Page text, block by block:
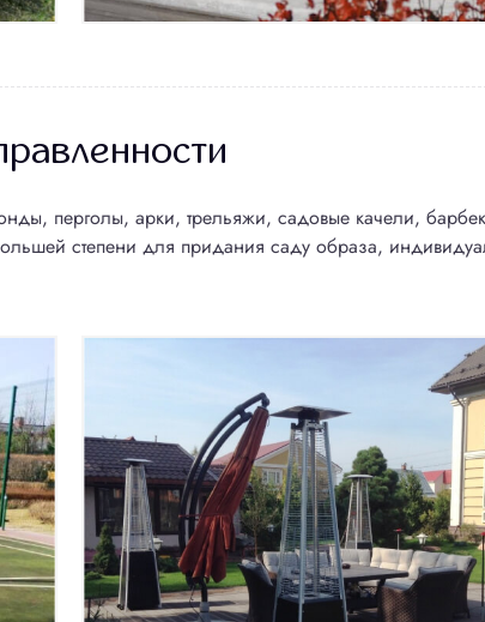
8(800)100-
перголы, арки, трельяжи, садовые качели,
степени для придания саду образа,